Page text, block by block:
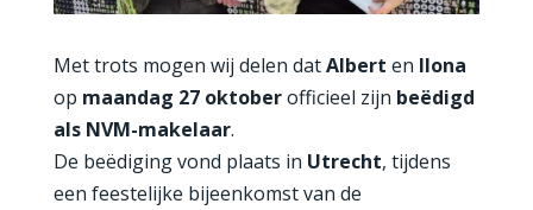
Met trots mogen wij delen datAlbert en Ilona
op maandag 27 oktoberofficieel zijn beëdigd
als NVM-makelaar.
De beëdiging vond plaats in Utrecht, tijdens
een feestelijke bijeenkomst van de